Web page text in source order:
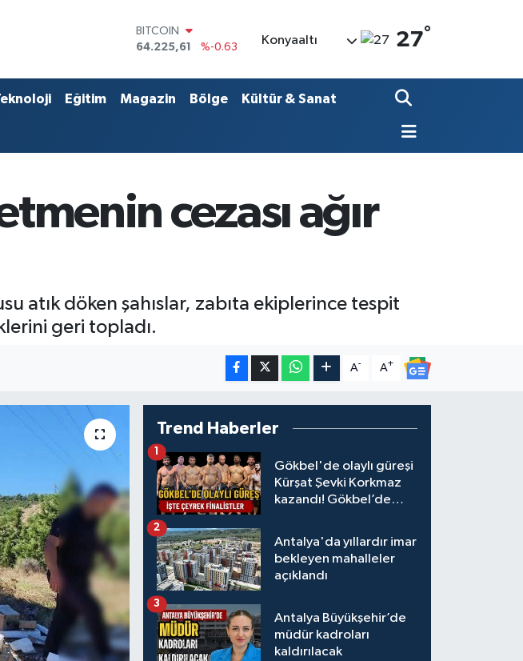
DOLAR
47,6704
%0
55,0406
%-0.08
STERLİN
64.225,61
%-0.63
Konyaaltı 27°
Eğitim Magazin Bölge Kültür & Sanat
cezası ağır
atık döken şahıslar, zabıta ekiplerince tespit
geri topladı.
A- A+
Trend Haberler
Gökbel'de olaylı güreşi
Kürşat Şevki Korkmaz
kazandı! Gökbel’de
Gürbüz elendi!
1
Antalya'da yıllardır imar
bekleyen mahalleler
açıklandı
2
Antalya Büyükşehir’de
müdür kadroları
kaldırılacak
3